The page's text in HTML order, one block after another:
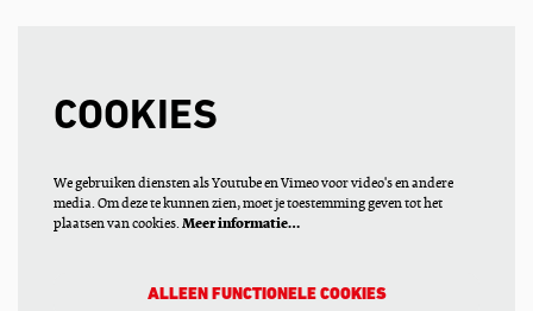
COOKIES
We gebruiken diensten als Youtube en Vimeo voor video's en andere
media. Om deze te kunnen zien, moet je toestemming geven tot het
plaatsen van cookies. Meer informatie…
ALLEEN FUNCTIONELE COOKIES